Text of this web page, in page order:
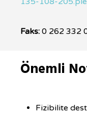
Faks:0 262 332
Önemli
Fizibilite